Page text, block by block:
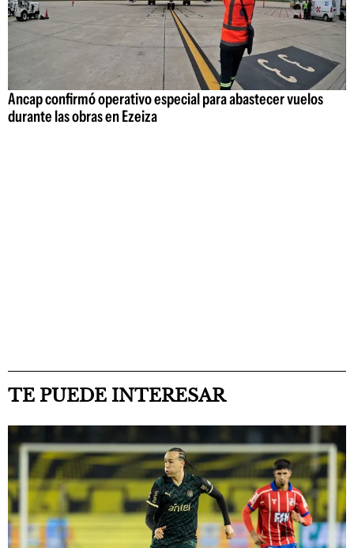
Ancap confirmó operativo especial para abastecer vuelos
durante las obras en Ezeiza
TE PUEDE INTERESAR